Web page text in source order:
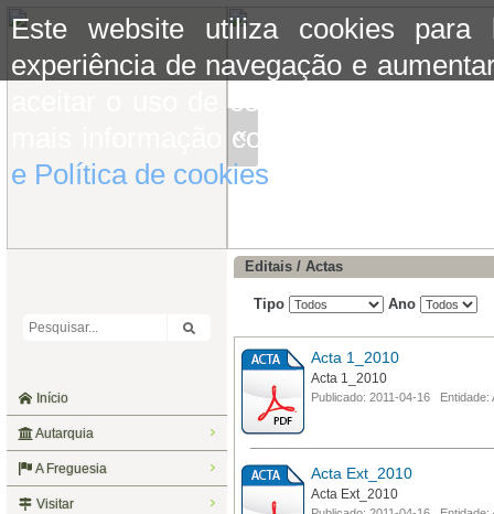
Este website utiliza cookies para
experiência de navegação e
aceitar o uso de cookies basta
mais informação consulte a
e Política de cookies
«
Início
Autarquia
A Freguesia
Visitar
Editais / Actas
Tipo Ano
Acta 1_2010
Acta 1_2010
Publicado: 2011-04-16 Entidade:
Acta Ext_2010
Acta Ext_2010